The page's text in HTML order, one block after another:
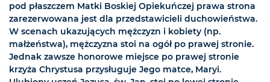
pod płaszczem Matki Boskiej Opiekuńczej prawa strona
zarezerwowana jest dla przedstawicieli duchowieństwa.
W scenach ukazujących mężczyzn i kobiety (np.
małżeństwa), mężczyzna stoi na ogół po prawej stronie.
Jednak zawsze honorowe miejsce po prawej stronie
krzyża Chrystusa przysługuje Jego matce, Maryi.